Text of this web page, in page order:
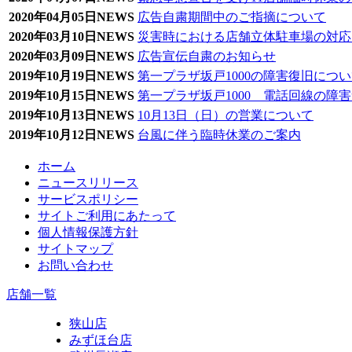
2020年04月05日 NEWS 広告自粛期間中のご指摘について
2020年03月10日 NEWS 災害時における店舗立体駐車場の対
2020年03月09日 NEWS 広告宣伝自粛のお知らせ
2019年10月19日 NEWS 第一プラザ坂戸1000の障害復旧につ
2019年10月15日 NEWS 第一プラザ坂戸1000 電話回線の障害
2019年10月13日 NEWS 10月13日（日）の営業について
2019年10月12日 NEWS 台風に伴う臨時休業のご案内
ホーム
ニュースリリース
サービスポリシー
サイトご利用にあたって
個人情報保護方針
サイトマップ
お問い合わせ
店舗一覧
狭山店
みずほ台店